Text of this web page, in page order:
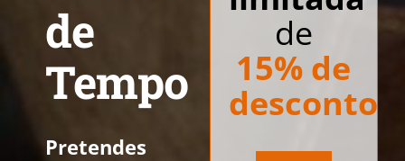
de
Tempo
Pretendes
de
15% de
desconto